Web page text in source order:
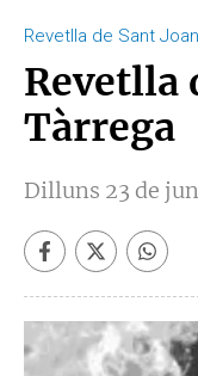
Revetlla de Sant Joan
Revetlla
Tàrrega
Dilluns 23 de